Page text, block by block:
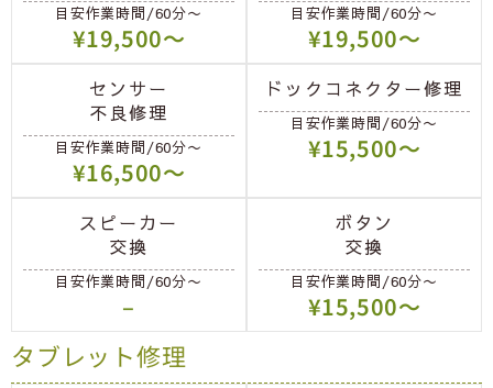
目安作業時間/60分〜
¥19,500〜
目安作業時間/60分〜
¥19,500〜
センサー
不良修理
目安作業時間/60分〜
¥16,500〜
ドックコネクター修理
目安作業時間/60分〜
¥15,500〜
スピーカー
交換
目安作業時間/60分〜
–
ボタン
交換
目安作業時間/60分〜
¥15,500〜
タブレット修理